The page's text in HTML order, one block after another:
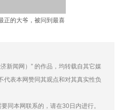
正的大爷，被问到最喜
新闻网）” 的作品，均转载自其它媒
代表本网赞同其观点和对其真实性负
同本网联系的，请在30日内进行。